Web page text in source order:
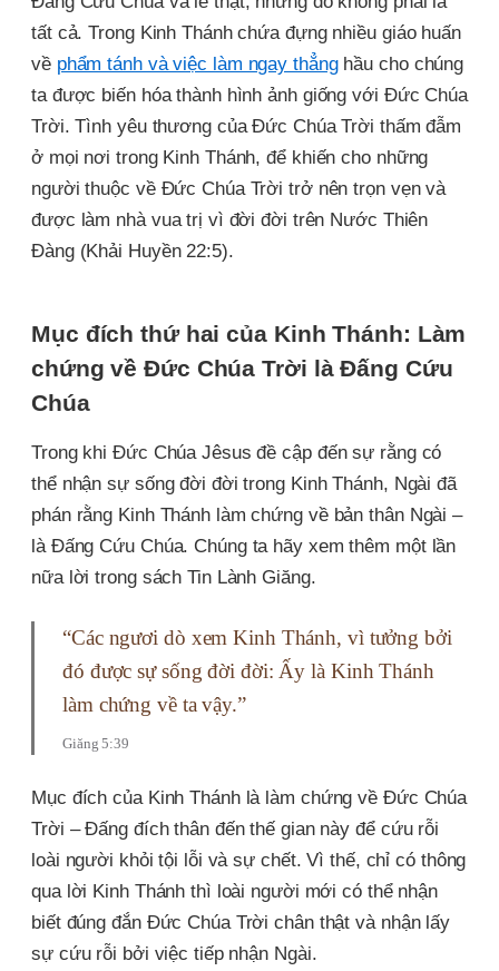
tất cả. Trong Kinh Thánh chứa đựng nhiều giáo huấn
về phẩm tánh và việc làm ngay thẳnghầu cho chúng
ta được biến hóa thành hình ảnh giống với Đức Chúa
Trời. Tình yêu thương của Đức Chúa Trời thấm đẫm
ở mọi nơi trong Kinh Thánh, để khiến cho những
người thuộc về Đức Chúa Trời trở nên trọn vẹn và
được làm nhà vua trị vì đời đời trên Nước Thiên
Đàng (Khải Huyền 22:5).
Mục đích thứ hai của Kinh Thánh: Làm
chứng về Đức Chúa Trời là Đấng Cứu
Chúa
Trong khi Đức Chúa Jêsus đề cập đến sự rằng có
thể nhận sự sống đời đời trong Kinh Thánh, Ngài đã
phán rằng Kinh Thánh làm chứng về bản thân Ngài –
là Đấng Cứu Chúa. Chúng ta hãy xem thêm một lần
nữa lời trong sách Tin Lành Giăng.
“Các ngươi dò xem Kinh Thánh, vì tưởng bởi
đó được sự sống đời đời: Ấy là Kinh Thánh
làm chứng về ta vậy.”
Giăng 5:39
Mục đích của Kinh Thánh là làm chứng về Đức Chúa
Trời – Đấng đích thân đến thế gian này để cứu rỗi
loài người khỏi tội lỗi và sự chết. Vì thế, chỉ có thông
qua lời Kinh Thánh thì loài người mới có thể nhận
biết đúng đắn Đức Chúa Trời chân thật và nhận lấy
sự cứu rỗi bởi việc tiếp nhận Ngài.